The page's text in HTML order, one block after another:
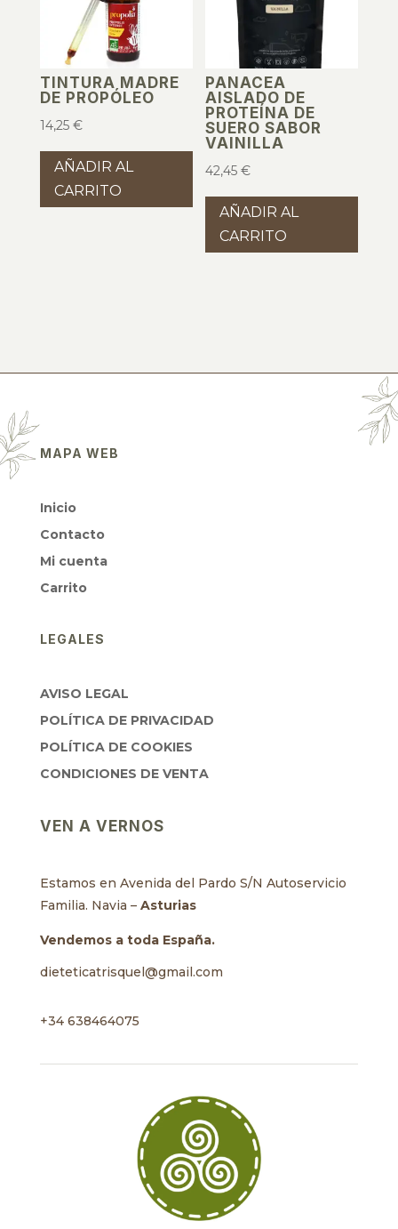
TINTURA MADRE
DE PROPÓLEO
14,25 €
AÑADIR AL
CARRITO
PANACEA
AISLADO DE
PROTEÍNA DE
SUERO SABOR
VAINILLA
42,45€
AÑADIR AL
CARRITO
MAPA WEB
Inicio
Contacto
Mi cuenta
Carrito
LEGALES
AVISO LEGAL
POLÍTICA DE PRIVACIDAD
POLÍTICA DE COOKIES
CONDICIONES DE VENTA
VEN A VERNOS
Estamos en Avenida del Pardo S/N Autoservicio
Familia. Navia – Asturias
Vendemos a toda España.
dieteticatrisquel@gmail.com
+34 638464075